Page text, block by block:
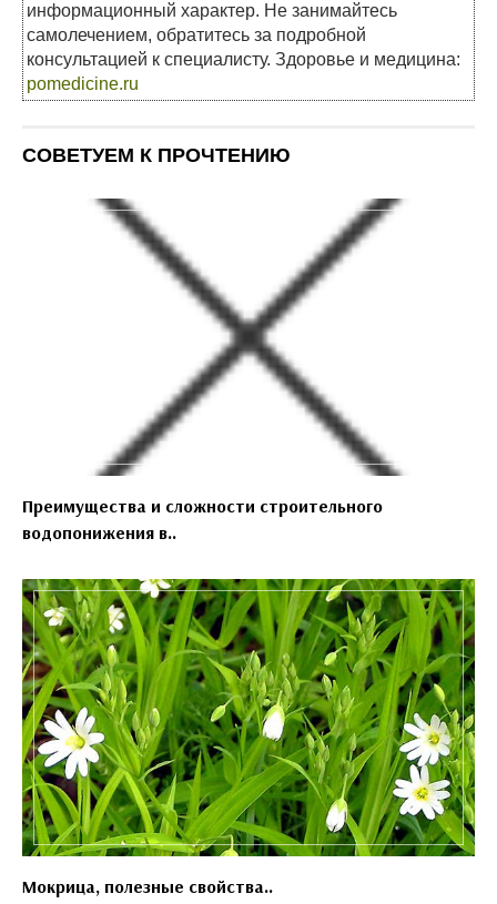
информационный характер. Не занимайтесь
самолечением, обратитесь за подробной
консультацией к специалисту. Здоровье и медицина:
pomedicine.ru
СОВЕТУЕМ К ПРОЧТЕНИЮ
Преимущества и сложности строительного
водопонижения в..
Мокрица, полезные свойства..